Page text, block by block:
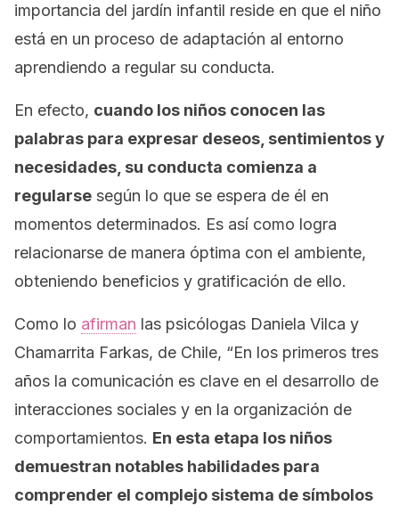
importancia del jardín infantil reside en que el niño
está en un proceso de adaptación al entorno
aprendiendo a regular su conducta.
En efecto, cuando los niños conocen las
palabras para expresar deseos, sentimientos y
necesidades, su conducta comienza a
regularse según lo que se espera de él en
momentos determinados. Es así como logra
relacionarse de manera óptima con el ambiente,
obteniendo beneficios y gratificación de ello.
Como lo afirman las psicólogas Daniela Vilca y
Chamarrita Farkas, de Chile, “En los primeros tres
años la comunicación es clave en el desarrollo de
interacciones sociales y en la organización de
comportamientos. En esta etapa los niños
demuestran notables habilidades para
comprender el complejo sistema de símbolos